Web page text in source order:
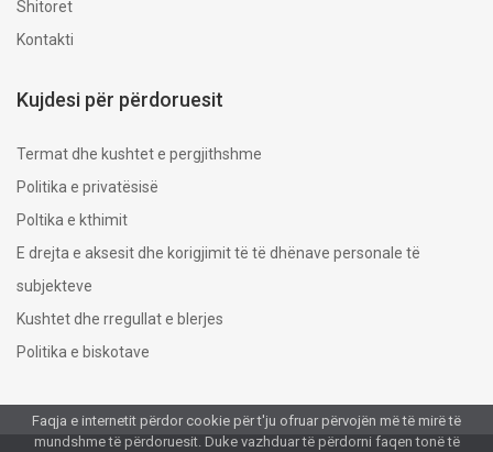
Faqja e internetit përdor cookie për t'ju ofruar përvojën më të mirë të
mundshme të përdoruesit. Duke vazhduar të përdorni faqen tonë të
Shitoret
Kontakti
Kujdesi për përdoruesit
​Termat dhe kushtet e pergjithshme
Politika e privatësisë
Poltika e kthimit
E drejta e aksesit dhe korigjimit të të dhënave personale të
subjekteve
Kushtet dhe rregullat e blerjes
Politika e biskotave